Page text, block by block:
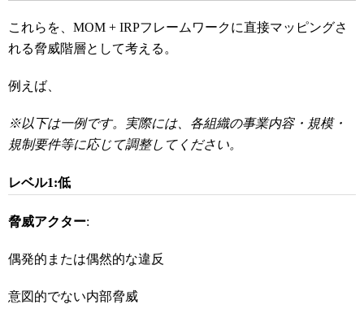
これらを、MOM + IRPフレームワークに直接マッピングさ
れる脅威階層として考える。
例えば、
※以下は一例です。実際には、各組織の事業内容・規模・
規制要件等に応じて調整してください。
レベル1:低
脅威アクター:
偶発的または偶然的な違反
意図的でない内部脅威